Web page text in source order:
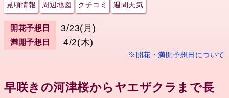
見頃情報 周辺地図 クチコミ 週間天気
開花予想日 3/23(月)
満開予想日 4/2(木)
※開花・満開予想日について
早咲きの河津桜からヤエザクラまで長